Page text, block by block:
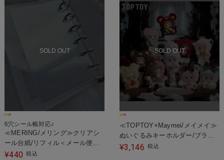
SOLD OUT
6穴シール帳対応♪
≪MERING/メリング≫クリアシ
ール台紙/リフィル＜メール便対
応＞
¥440 税込
SOLD OUT
≪TOPTOY×Maymei/メイメイ≫
ぬいぐるみキーホルダー/ブライ
ンドボックス/I Love Youシリー
¥3,146 税込